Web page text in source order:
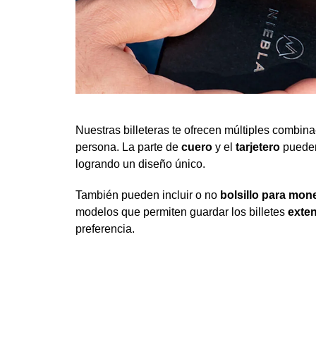
Nuestras billeteras te ofrecen múltiples
persona. La parte de cuero y el tarjetero
logrando un diseño único.
También pueden incluir o no bolsillo para
modelos que permiten guardar los billetes
preferencia.